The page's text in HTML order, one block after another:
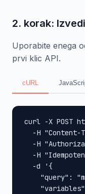
2. korak:
Uporabite enega
prvi klic API.
cURL
curl -X POST
-H "Content-
-H
-H
  -d '{
"query":